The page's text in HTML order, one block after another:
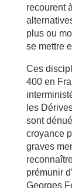
recourent
plus ou
se mettre
Ces
400 en
les
sont
croyance
graves
prémunir
Georges